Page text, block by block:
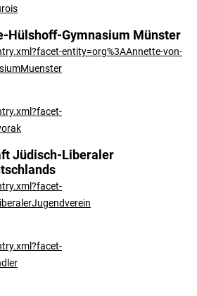
Hülshoff-Gymnasium Münster
entity=org%3AAnnette-von-
Jüdisch-Liberaler